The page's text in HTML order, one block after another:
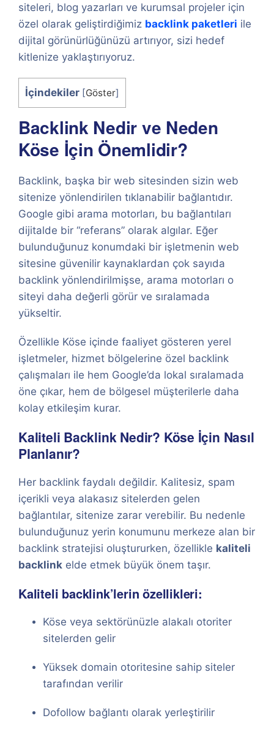
siteleri, blog yazarları ve kurumsal projeler için
özel olarak geliştirdiğimiz backlink paketleri ile
dijital görünürlüğünüzü artırıyor, sizi hedef
kitlenize yaklaştırıyoruz.
İçindekiler [Göster]
Backlink Nedir ve Neden
Köse İçin Önemlidir?
Backlink, başka bir web sitesinden sizin web
sitenize yönlendirilen tıklanabilir bağlantıdır.
Google gibi arama motorları, bu bağlantıları
dijitalde bir “referans” olarak algılar. Eğer
bulunduğunuz konumdaki bir işletmenin web
sitesine güvenilir kaynaklardan çok sayıda
backlink yönlendirilmişse, arama motorları o
siteyi daha değerli görür ve sıralamada
yükseltir.
Özellikle Köse içinde faaliyet gösteren yerel
işletmeler, hizmet bölgelerine özel backlink
çalışmaları ile hem Google’da lokal sıralamada
öne çıkar, hem de bölgesel müşterilerle daha
kolay etkileşim kurar.
Kaliteli Backlink Nedir? Köse İçin Nasıl
Planlanır?
Her backlink faydalı değildir. Kalitesiz, spam
içerikli veya alakasız sitelerden gelen
bağlantılar, sitenize zarar verebilir. Bu nedenle
bulunduğunuz yerin konumunu merkeze alan bir
backlink stratejisi oluştururken, özellikle kaliteli
backlink elde etmek büyük önem taşır.
Kaliteli backlink’lerin özellikleri:
Köse veya sektörünüzle alakalı otoriter
sitelerden gelir
Yüksek domain otoritesine sahip siteler
tarafından verilir
Dofollow bağlantı olarak yerleştirilir